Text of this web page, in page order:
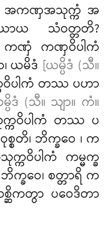
မ္မံ အကဏှအသုက္ကံ အ
ာယ သံဝတ္တတိ?
ကဏှံ ကဏှဝိပါကံ
ယမိဒံ [ယမ္ပိဒံ (သီ။
ဝိပါကံ တဿ ပဟာ
ပိဒံ (သီ။ သျာ။ ကံ။
ကဝိပါကံ တဿ ပ
စတိ၊ ဘိက္ခဝေ ၊ က
ဝိပါကံ ကမ္မက္ခ
ခဝေ၊ စတ္တာရိ က
ကတွာ ပဝေဒိတာ